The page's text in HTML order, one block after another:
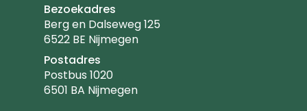
Bezoekadres
Berg en Dalseweg 125
6522 BE Nijmegen
Postadres
Postbus 1020
6501 BA Nijmegen